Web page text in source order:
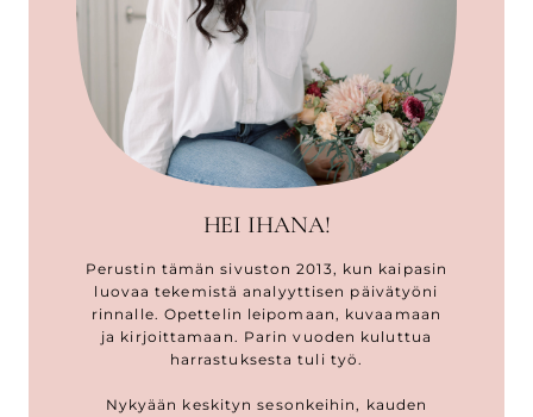
HEI IHANA!
Perustin tämän sivuston 2013, kun kaipasin
luovaa tekemistä analyyttisen päivätyöni
rinnalle. Opettelin leipomaan, kuvaamaan
ja kirjoittamaan. Parin vuoden kuluttua
harrastuksesta tuli työ.
Nykyään keskityn sesonkeihin, kauden